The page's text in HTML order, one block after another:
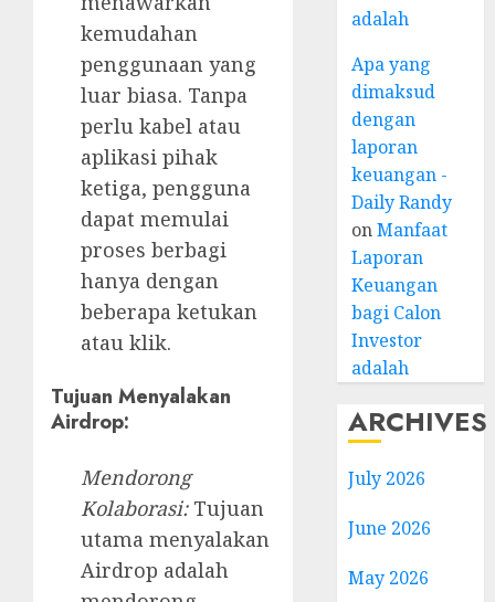
kemudahan
penggunaan yang
luar biasa. Tanpa
perlu kabel atau
aplikasi pihak
ketiga, pengguna
dapat memulai
proses berbagi
hanya dengan
beberapa ketukan
atau klik.
Tujuan Menyalakan
Airdrop:
Mendorong
Kolaborasi:Tujuan
utama menyalakan
Airdrop adalah
adalah
Apa yang
dimaksud
dengan
laporan
keuangan -
Daily Randy
onManfaat
Laporan
Keuangan
bagi Calon
Investor
adalah
ARCHIVES
July 2026
June 2026
May 2026